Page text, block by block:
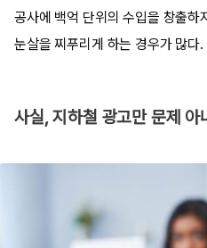
공사에 백억 단위의 수입을 창출하
눈살을 찌푸리게 하는 경우가 많다.
사실, 지하철 광고만 문제 아